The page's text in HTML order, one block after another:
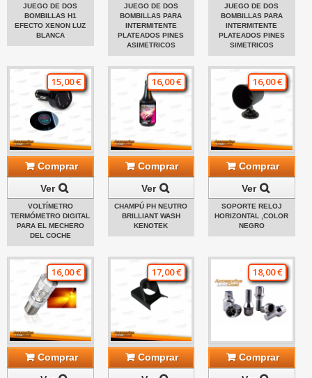
JUEGO DE DOS
BOMBILLAS H1
EFECTO XENON LUZ
BLANCA
JUEGO DE DOS
BOMBILLAS PARA
INTERMITENTE
PLATEADOS PINES
ASIMETRICOS
JUEGO DE DOS
BOMBILLAS PARA
INTERMITENTE
PLATEADOS PINES
SIMETRICOS
15,00 €
Comprar
Ver
VOLTÍMETRO
TERMÓMETRO DIGITAL
PARA EL MECHERO
DEL COCHE
16,00 €
Comprar
Ver
CHAMPÚ PH NEUTRO
BRILLIANT WASH
KENOTEK
16,00 €
Comprar
Ver
SOPORTE RELOJ
HORIZONTAL ,COLOR
NEGRO
16,00 €
Comprar
17,00 €
Comprar
18,00 €
Comprar